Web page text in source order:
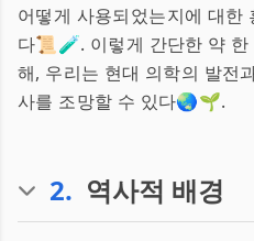
어떻게 사용되었는지에 대한
다📜🧪. 이렇게 간단한 약 한
해, 우리는 현대 의학의 발전
사를 조망할 수 있다🌏🌱.
2. 역사적 배경